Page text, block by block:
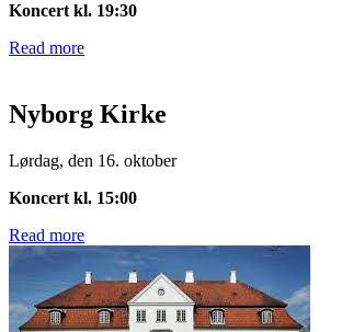
Koncert kl. 19:30
Read more
Nyborg Kirke
Lørdag, den 16. oktober
Koncert kl. 15:00
Read more